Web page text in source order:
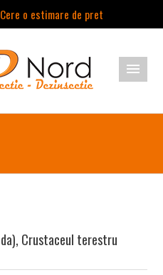
Cere o estimare de pret
Suna acum: 021.9992
Locatii Aparitii Media
Crustaceul terestru